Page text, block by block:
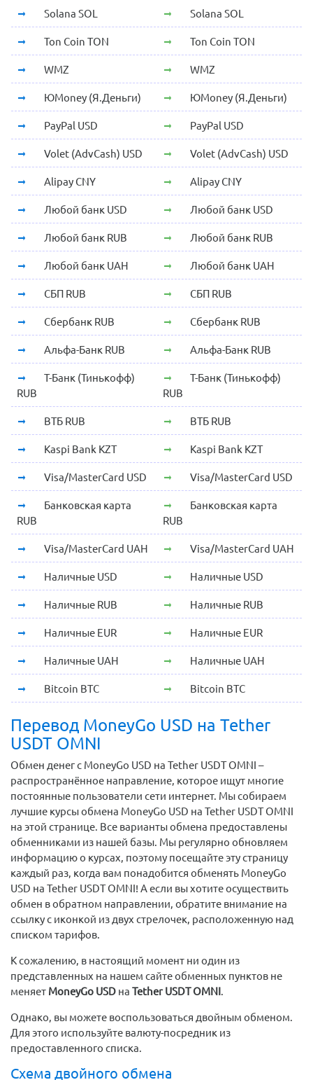
Solana SOL Solana SOL
Ton Coin TON Ton Coin TON
WMZ WMZ
ЮMoney (Я.Деньги) ЮMoney (Я.Деньги)
PayPal USD PayPal USD
Volet (AdvCash) USD Volet (AdvCash) USD
Alipay CNY Alipay CNY
Любой банк USD Любой банк USD
Любой банк RUB Любой банк RUB
Любой банк UAH Любой банк UAH
СБП RUB СБП RUB
Сбербанк RUB Сбербанк RUB
Альфа-Банк RUB Альфа-Банк RUB
Т-Банк (Тинькофф)
RUB
Т-Банк (Тинькофф)
RUB
ВТБ RUB ВТБ RUB
Kaspi Bank KZT Kaspi Bank KZT
Visa/MasterCard USD Visa/MasterCard USD
Банковская карта
RUB
Банковская карта
RUB
Visa/MasterCard UAH Visa/MasterCard UAH
Наличные USD Наличные USD
Наличные RUB Наличные RUB
Наличные EUR Наличные EUR
Наличные UAH Наличные UAH
Bitcoin BTC Bitcoin BTC
Перевод MoneyGo USD на Tether
USDT OMNI
Обмен денег с MoneyGo USD на Tether USDT OMNI –
распространённое направление, которое ищут многие
постоянные пользователи сети интернет. Мы собираем
лучшие курсы обмена MoneyGo USD на Tether USDT OMNI
на этой странице. Все варианты обмена предоставлены
обменниками из нашей базы. Мы регулярно обновляем
информацию о курсах, поэтому посещайте эту страницу
каждый раз, когда вам понадобится обменять MoneyGo
USD на Tether USDT OMNI! А если вы хотите осуществить
обмен в обратном направлении, обратите внимание на
ссылку с иконкой из двух стрелочек, расположенную над
списком тарифов.
К сожалению, в настоящий момент ни один из
представленных на нашем сайте обменных пунктов не
меняет MoneyGo USD на Tether USDT OMNI.
Однако, вы можете воспользоваться двойным обменом.
Для этого используйте валюту-посредник из
предоставленного списка.
Схема двойного обмена